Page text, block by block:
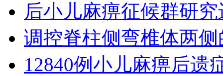
后小儿麻痹征候群研
调控脊柱侧弯椎体两
12840例小儿麻痹后遗